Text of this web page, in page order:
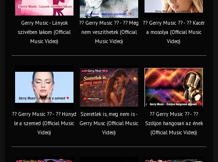
Gerry Music - Lányok
szívében lakom (Official
Music Video)
?? Gerry Music ?? - ?? Még
nem veszíthetek (Official
Music Video)
?? Gerry Music ?? - ?? Kacér
a mosolya (Official Music
Video)
?? Gerry Music ?? - ?? Húnyd
le a szemed (Official Music
Video)
Szeretlek is, meg nem is -
Gerry Musc (Official Music
Video)
?? Gerry Music ?? - ??
Szóljon hangosan az ének
(Official Music Video)